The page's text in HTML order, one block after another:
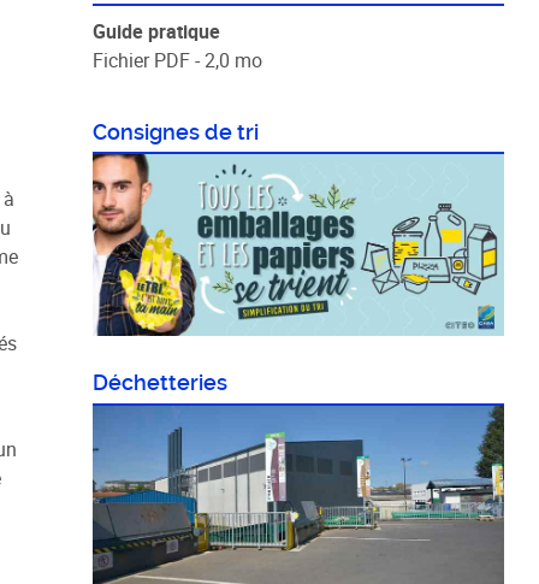
Guide pratique
Fichier PDF - 2,0 mo
Consignes de tri
Déchetteries